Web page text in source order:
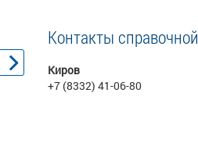
Контакты справочной
Киров
+7 (8332) 41-06-80